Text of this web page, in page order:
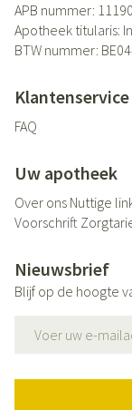
APB nummer:
Apotheek titularis:
BTW nummer:
Klantenservice
FAQ
Uw apotheek
Over ons Nuttige
Voorschrift
Nieuwsbrief
Blijf op de hoogte